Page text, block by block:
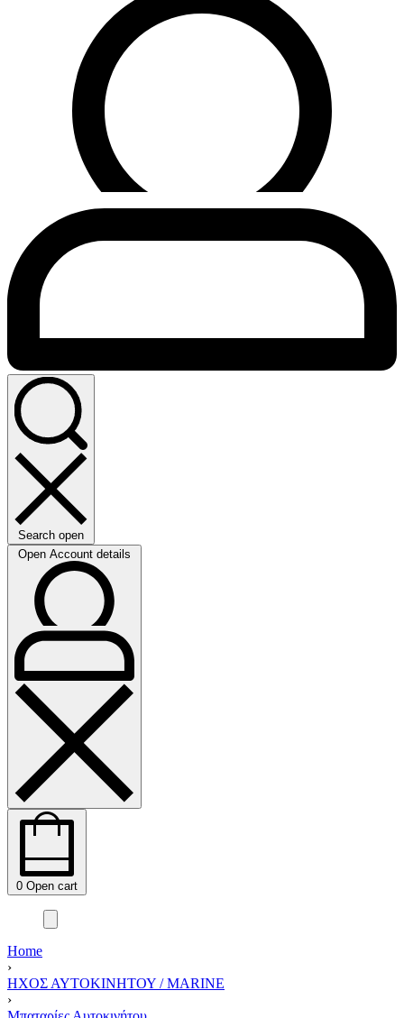
Search open
Open Account details
0 Open cart
Home
›
ΗΧΟΣ ΑΥΤΟΚΙΝΗΤΟΥ / MARINE
›